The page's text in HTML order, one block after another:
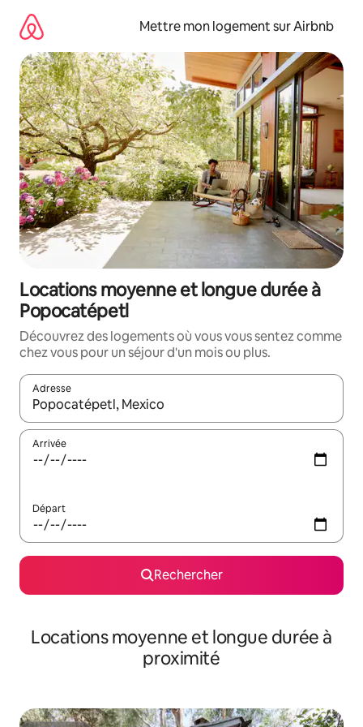
directement
contenu
Mettre mon logement sur Airbnb
Locations moyenne et longue durée à
Popocatépetl
Découvrez des logements où vous vous sentez comme
chez vous pour un séjour d'un mois ou plus.
Adresse
Lorsque les résultats s'affichent, utilisez les flèches vers le
Arrivée
Départ
Rechercher
Locations moyenne et longue durée à
proximité